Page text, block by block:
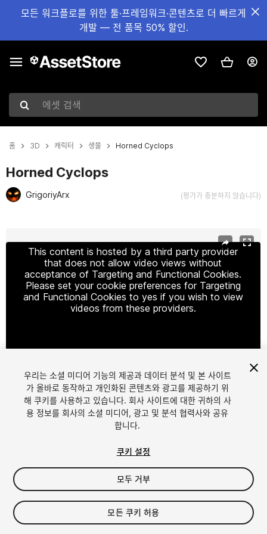
모든 워크플로를 위한 툴·프레임워크·콘텐츠로 더 빠르게
개발 — 전 품목 50% 할인.
에셋 검색
홈 3D 캐릭터 생물 Horned Cyclops
Horned Cyclops
GrigoriyArx (평가가 충분하지 않습니다)
This content is hosted by a third party provider
that does not allow video views without
acceptance of Targeting and Functional Cookies.
Please set your cookie preferences for Targeting
and Functional Cookies to yes if you wish to view
videos from these providers.
1/7
$4.99
세금/부가세는 결제 시 반영됩니다.
우리는 소셜 미디어 기능의 제공과 데이터 분석 및 본 사이트
가 올바로 동작하고 개인화된 콘텐츠와 광고를 제공하기 위
해 쿠키를 사용하고 있습니다. 회사 사이트에 대한 귀하의 사
용 정보를 회사의 소셜 미디어, 광고 및 분석 협력사와 공유
합니다.
쿠키 설정
모두 거부
모든 쿠키 허용